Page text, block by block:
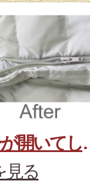
ジャン
見る